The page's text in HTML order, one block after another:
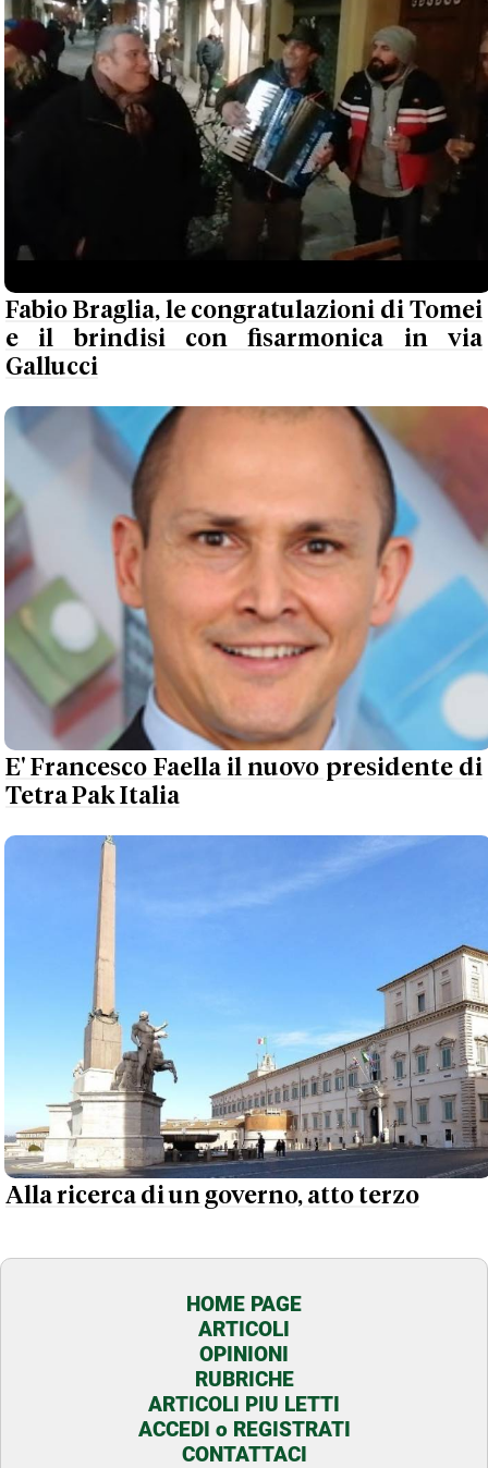
Fabio Braglia, le congratulazioni di Tomei
e il brindisi con fisarmonica in via
Gallucci
E' Francesco Faella il nuovo presidente di
Tetra Pak Italia
Alla ricerca di un governo, atto terzo
HOME PAGE
ARTICOLI
OPINIONI
RUBRICHE
ARTICOLI PIU LETTI
ACCEDI o REGISTRATI
CONTATTACI